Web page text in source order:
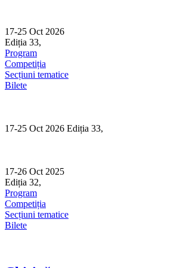
content
17-25 Oct 2026
Ediția 33,
Program
Competiția
Secțiuni tematice
Bilete
17-25 Oct 2026 Ediția 33,
17-26 Oct 2025
Ediția 32,
Program
Competiția
Secțiuni tematice
Bilete